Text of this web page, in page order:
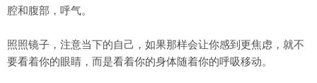
腔和腹部，呼气。
照照镜子，注意当下的自己，如果那样会让你感到更焦虑，就不
要看着你的眼睛，而是看着你的身体随着你的呼吸移动。